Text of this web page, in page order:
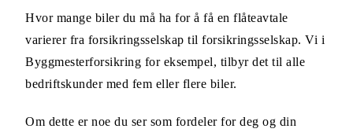
Hvor mange biler du må ha for å få en flåteavtale
varierer fra forsikringsselskap til forsikringsselskap. Vi i
Byggmesterforsikring for eksempel, tilbyr det til alle
bedriftskunder med fem eller flere biler.
Om dette er noe du ser som fordeler for deg og din